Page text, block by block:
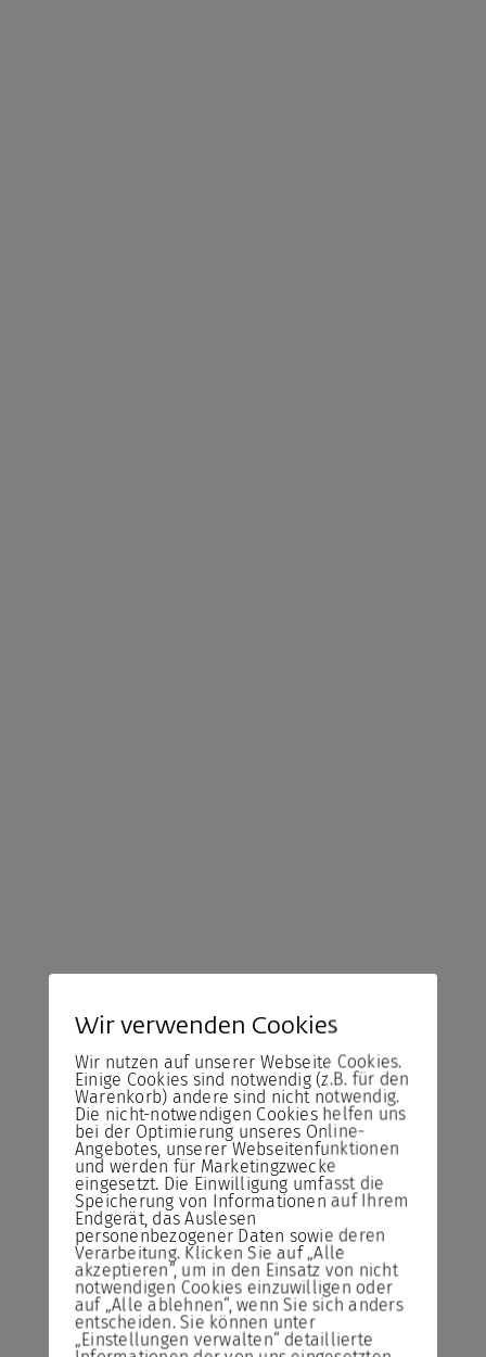
Wir verwenden Cookies
Wir nutzen auf unserer Webseite Cookies.
Einige Cookies sind notwendig (z.B. für den
Warenkorb) andere sind nicht notwendig.
Die nicht-notwendigen Cookies helfen uns
bei der Optimierung unseres Online-
Angebotes, unserer Webseitenfunktionen
und werden für Marketingzwecke
eingesetzt. Die Einwilligung umfasst die
Speicherung von Informationen auf Ihrem
Endgerät, das Auslesen
personenbezogener Daten sowie deren
Verarbeitung. Klicken Sie auf „Alle
akzeptieren“, um in den Einsatz von nicht
notwendigen Cookies einzuwilligen oder
auf „Alle ablehnen“, wenn Sie sich anders
entscheiden. Sie können unter
„Einstellungen verwalten“ detaillierte